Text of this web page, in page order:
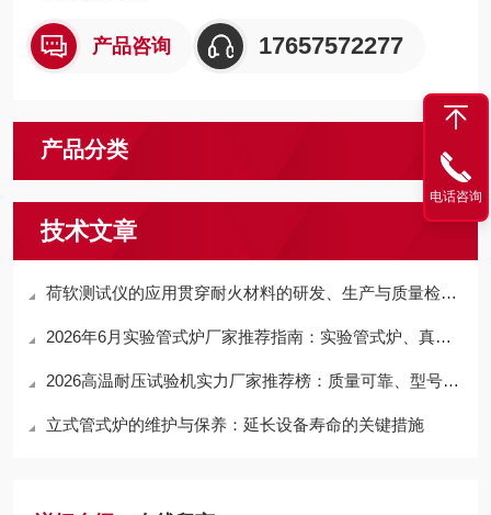
产品咨询 17657572277
产品分类
技术文章
荷软测试仪的应用贯穿耐火材料的研发、生产与质量检测全流程
2026年6月实验管式炉厂家推荐指南：实验管式炉、真空管式炉公司优选！
2026高温耐压试验机实力厂家推荐榜：质量可靠、型号齐全、供货快的供应商全盘点
立式管式炉的维护与保养：延长设备寿命的关键措施
电话咨询